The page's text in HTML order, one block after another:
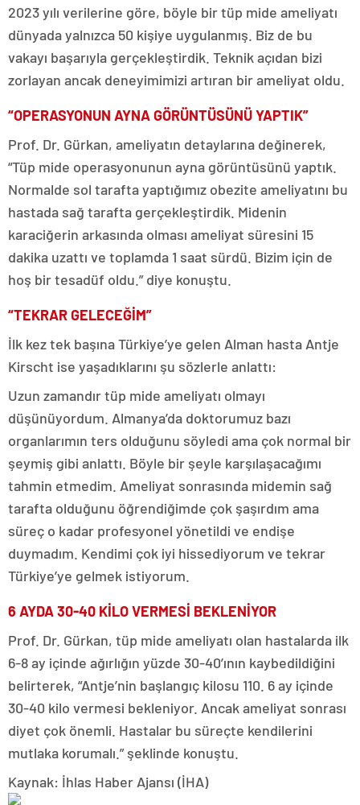
2023 yılı verilerine göre, böyle bir tüp mide ameliyatı
dünyada yalnızca 50 kişiye uygulanmış. Biz de bu
vakayı başarıyla gerçekleştirdik. Teknik açıdan bizi
zorlayan ancak deneyimimizi artıran bir ameliyat oldu.
“OPERASYONUN AYNA GÖRÜNTÜSÜNÜ YAPTIK”
Prof. Dr. Gürkan, ameliyatın detaylarına değinerek,
“Tüp mide operasyonunun ayna görüntüsünü yaptık.
Normalde sol tarafta yaptığımız obezite ameliyatını bu
hastada sağ tarafta gerçekleştirdik. Midenin
karaciğerin arkasında olması ameliyat süresini 15
dakika uzattı ve toplamda 1 saat sürdü. Bizim için de
hoş bir tesadüf oldu.” diye konuştu.
“TEKRAR GELECEĞİM”
İlk kez tek başına Türkiye’ye gelen Alman hasta Antje
Kirscht ise yaşadıklarını şu sözlerle anlattı:
Uzun zamandır tüp mide ameliyatı olmayı
düşünüyordum. Almanya’da doktorumuz bazı
organlarımın ters olduğunu söyledi ama çok normal bir
şeymiş gibi anlattı. Böyle bir şeyle karşılaşacağımı
tahmin etmedim. Ameliyat sonrasında midemin sağ
tarafta olduğunu öğrendiğimde çok şaşırdım ama
süreç o kadar profesyonel yönetildi ve endişe
duymadım. Kendimi çok iyi hissediyorum ve tekrar
Türkiye’ye gelmek istiyorum.
6 AYDA 30-40 KİLO VERMESİ BEKLENİYOR
Prof. Dr. Gürkan, tüp mide ameliyatı olan hastalarda ilk
6-8 ay içinde ağırlığın yüzde 30-40’ının kaybedildiğini
belirterek, “Antje’nin başlangıç kilosu 110. 6 ay içinde
30-40 kilo vermesi bekleniyor. Ancak ameliyat sonrası
diyet çok önemli. Hastalar bu süreçte kendilerini
mutlaka korumalı.” şeklinde konuştu.
Kaynak: İhlas Haber Ajansı (İHA)